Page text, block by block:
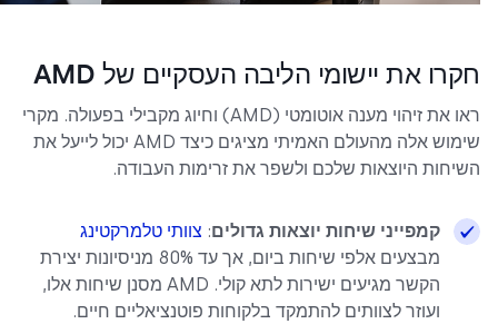
חקרו את יישומי הליבה העסקיים של AMD
ראו את זיהוי מענה אוטומטי (AMD) וחיוג מקבילי בפעולה. מקרי
שימוש אלה מהעולם האמיתי מציגים כיצד AMD יכול לייעל את
השיחות היוצאות שלכם ולשפר את זרימות העבודה.
קמפייני שיחות יוצאות גדולים:צוותי טלמרקטינג
מבצעים אלפי שיחות ביום, אך עד 80% מניסיונות יצירת
הקשר מגיעים ישירות לתא קולי. AMD מסנן שיחות אלו,
ועוזר לצוותים להתמקד בלקוחות פוטנציאליים חיים.